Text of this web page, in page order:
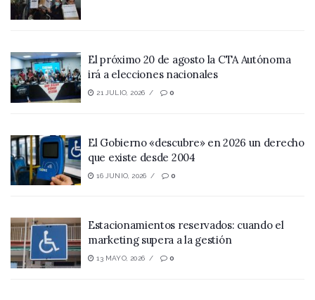
El próximo 20 de agosto la CTA Autónoma
irá a elecciones nacionales
21 JULIO, 2026 0
El Gobierno «descubre» en 2026 un derecho
que existe desde 2004
16 JUNIO, 2026 0
Estacionamientos reservados: cuando el
marketing supera a la gestión
13 MAYO, 2026 0